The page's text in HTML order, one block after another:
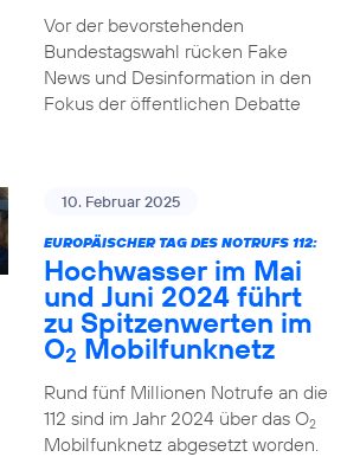
Vor der bevorstehenden
Bundestagswahl rücken Fake
News und Desinformation in den
Fokus der öffentlichen Debatte
10. Februar 2025
EUROPÄISCHER TAG DES NOTRUFS 112:
Hochwasser im Mai
und Juni 2024 führt
zu Spitzenwerten im
O2 Mobilfunknetz
Rund fünf Millionen Notrufe an die
112 sind im Jahr 2024 über das O2
Mobilfunknetz abgesetzt worden.